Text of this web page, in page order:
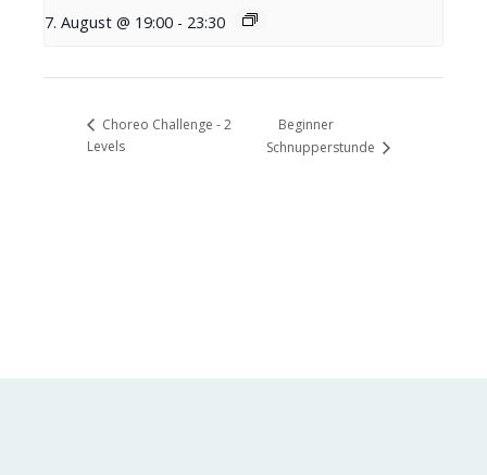
7. August @ 19:00 - 23:30
Choreo Challenge - 2
Levels
Beginner
Schnupperstunde